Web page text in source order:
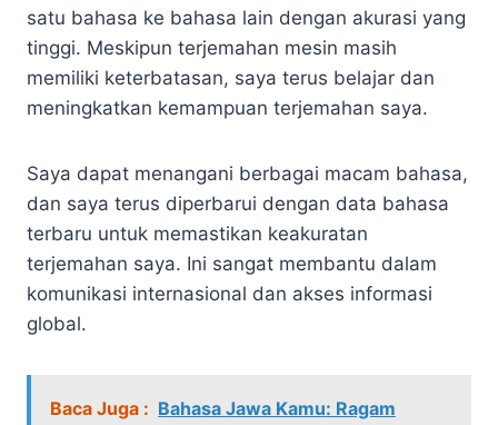
satu bahasa ke bahasa lain dengan akurasi yang
tinggi. Meskipun terjemahan mesin masih
memiliki keterbatasan, saya terus belajar dan
meningkatkan kemampuan terjemahan saya.
Saya dapat menangani berbagai macam bahasa,
dan saya terus diperbarui dengan data bahasa
terbaru untuk memastikan keakuratan
terjemahan saya. Ini sangat membantu dalam
komunikasi internasional dan akses informasi
global.
Baca Juga : Bahasa Jawa Kamu: Ragam